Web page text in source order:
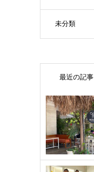
未分類
最近の記事